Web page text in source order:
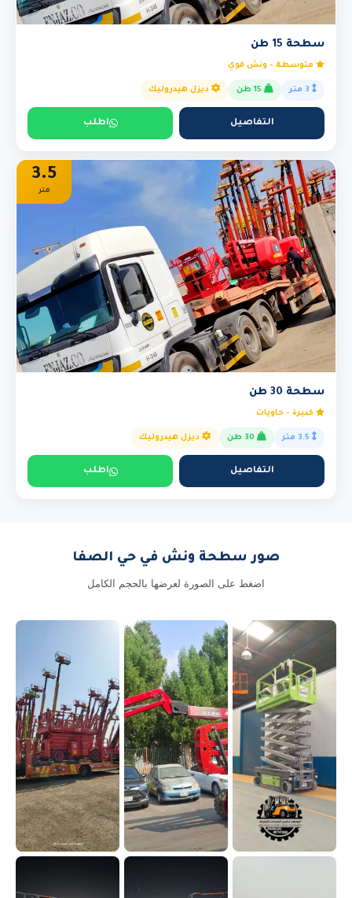
سطحة 15 طن
متوسطة - ونش قوي
ديزل هيدروليك
التفاصيل اطلب
3.5
متر
سطحة 30 طن
كبيرة - حاويات
ديزل هيدروليك
التفاصيل اطلب
صور سطحة ونش في حي الصفا
اضغط على الصورة لعرضها بالحجم الكامل